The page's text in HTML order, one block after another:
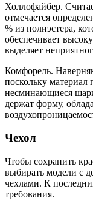
Холлофайбер.
отмечается
% из полиэстера,
обеспечивает
выделяет
Комфорель.
поскольку материал
несминающиеся
держат форму,
Чехол
Чтобы сохранить
выбирать модели с
чехлами. К
требования.